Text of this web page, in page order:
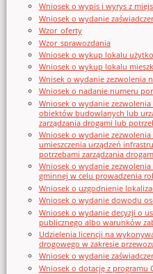
Wniosek o wypis i wyrys z
Wniosek o wydanie
Wzor_oferty
Wzor_sprawozdania
Wniosek o wykup lokalu
Wniosek o wykup lokalu
Wnisek o wydanie zezwolenia
Wniosek o nadanie numeru
Wniosek o wydanie
obiektów budowlanych lub
zarządzania drogami lub
Wniosek o wydanie
umieszczenia urządzeń
potrzebami zarządzania
Wniosek o wydanie
gminnej w celu prowadzenia
Wniosek o uzgodnienie
Wniosek o wydanie dowodu
Wniosek o wydanie decyzji o
publicznego albo warunków
Udzielenia licencji na
drogowego w zakresie
Wniosek o wydanie
Wniosek o dotację z programu